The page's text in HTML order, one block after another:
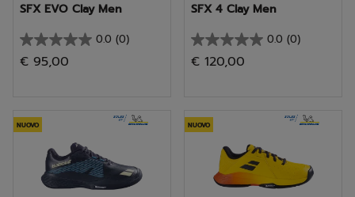
SFX EVO Clay Men
0.0 (0)
0.0
su
€ 95,00
SFX 4 Clay Men
0.0 (0)
0.0
su
€ 120,00
NUOVO NUOVO